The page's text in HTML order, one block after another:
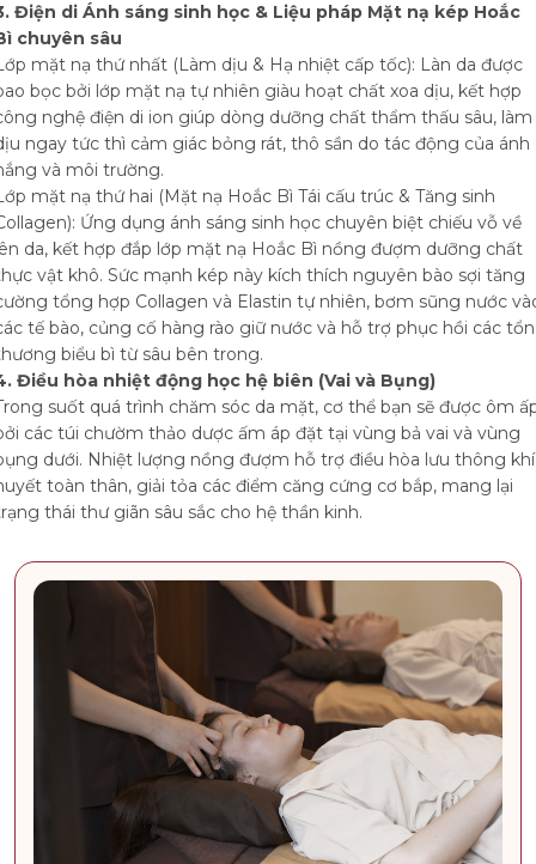
Điện di Ánh sáng sinh học & Liệu pháp Mặt nạ kép Hoắc
chuyên sâu
mặt nạ thứ nhất (Làm dịu & Hạ nhiệt cấp tốc): Làn da được
bọc bởi lớp mặt nạ tự nhiên giàu hoạt chất xoa dịu, kết hợp
nghệ điện di ion giúp dòng dưỡng chất thẩm thấu sâu, làm
ngay tức thì cảm giác bỏng rát, thô sần do tác động của ánh
và môi trường.
mặt nạ thứ hai (Mặt nạ Hoắc Bì Tái cấu trúc & Tăng sinh
Ứng dụng ánh sáng sinh học chuyên biệt chiếu vỗ về
da, kết hợp đắp lớp mặt nạ Hoắc Bì nồng đượm dưỡng chất
vật khô. Sức mạnh kép này kích thích nguyên bào sợi tăng
tổng hợp Collagen và Elastin tự nhiên, bơm sũng nước
tế bào, củng cố hàng rào giữ nước và hỗ trợ phục hồi các tổn
biểu bì từ sâu bên trong.
Điều hòa nhiệt động học hệ biên (Vai và Bụng)
suốt quá trình chăm sóc da mặt, cơ thể bạn sẽ được ôm
các túi chườm thảo dược ấm áp đặt tại vùng bả vai và vùng
dưới. Nhiệt lượng nồng đượm hỗ trợ điều hòa lưu thông khí
toàn thân, giải tỏa các điểm căng cứng cơ bắp, mang lại
thái thư giãn sâu sắc cho hệ thần kinh.